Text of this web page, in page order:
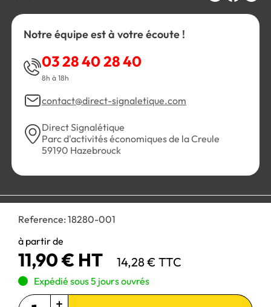
Reference: 18280-001
à partir de
11,90 € HT 14,28 € TTC
Expédié sous 5 jours ouvrés
Notre équipe est à votre écoute !
03 28 40 28 40
8h à 18h
contact@direct-signaletique.com
Direct Signalétique
Parc d'activités économiques de la Creule
59190 Hazebrouck
Personnaliser les cookies
Paiement 100% sécurisé :